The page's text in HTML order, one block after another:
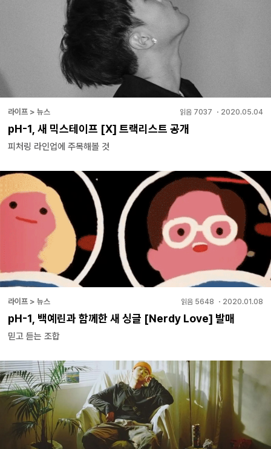
라이프 > 뉴스 읽음 7037 ・ 2020.05.04
pH-1, 새 믹스테이프 [X] 트랙리스트 공개
피처링 라인업에 주목해볼 것
라이프 > 뉴스 읽음 5648 ・ 2020.01.08
pH-1, 백예린과 함께한 새 싱글 [Nerdy Love] 발매
믿고 듣는 조합